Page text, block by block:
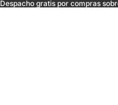
Despacho gratis por compras